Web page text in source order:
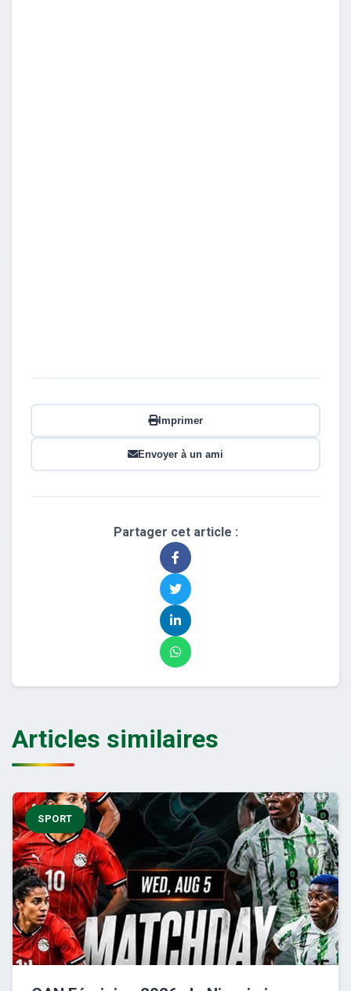
Imprimer
Envoyer à un ami
Partager cet article :
Articles similaires
SPORT